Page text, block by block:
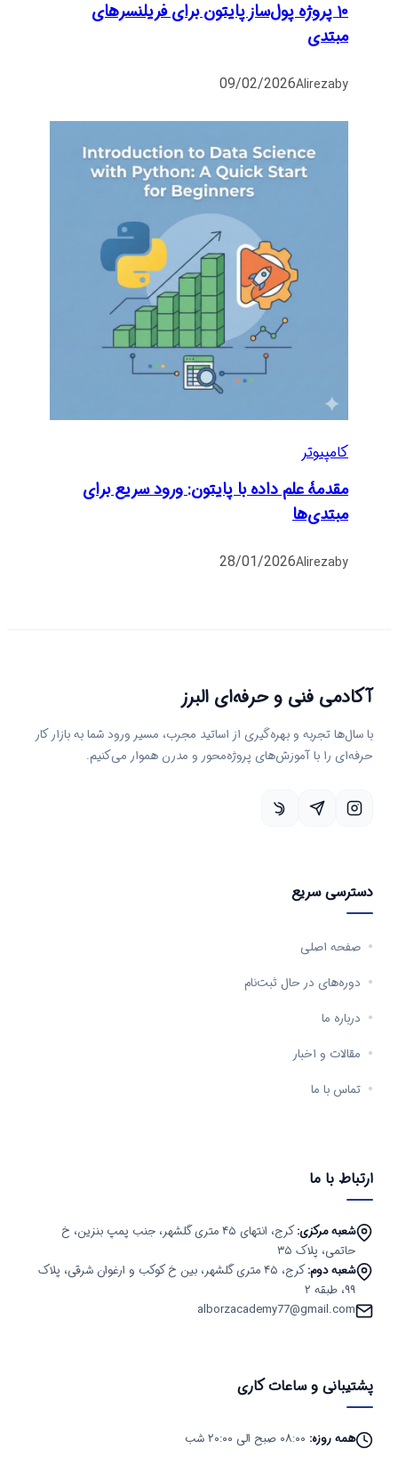
۱۰ پروژه پول‌ساز پایتون برای فریلنسرهای
مبتدی
by
Alireza
09/02/2026
کامپیوتر
مقدمۀ علم داده با پایتون: ورود سریع برای
مبتدی‌ها
by
Alireza
28/01/2026
آکادمی فنی و حرفه‌ای البرز
با سال‌ها تجربه و بهره‌گیری از اساتید مجرب، مسیر ورود شما به بازار کار
حرفه‌ای را با آموزش‌های پروژه‌محور و مدرن هموار می‌کنیم.
دسترسی سریع
صفحه اصلی
دوره‌های در حال ثبت‌نام
درباره ما
مقالات و اخبار
تماس با ما
ارتباط با ما
شعبه مرکزی:
کرج، انتهای ۴۵ متری گلشهر، جنب پمپ بنزین، خ
حاتمی، پلاک ۳۵
شعبه دوم:
کرج، ۴۵ متری گلشهر، بین خ کوکب و ارغوان شرقی، پلاک
۹۹، طبقه ۲
alborzacademy77@gmail.com
پشتیبانی و ساعات کاری
همه روزه: